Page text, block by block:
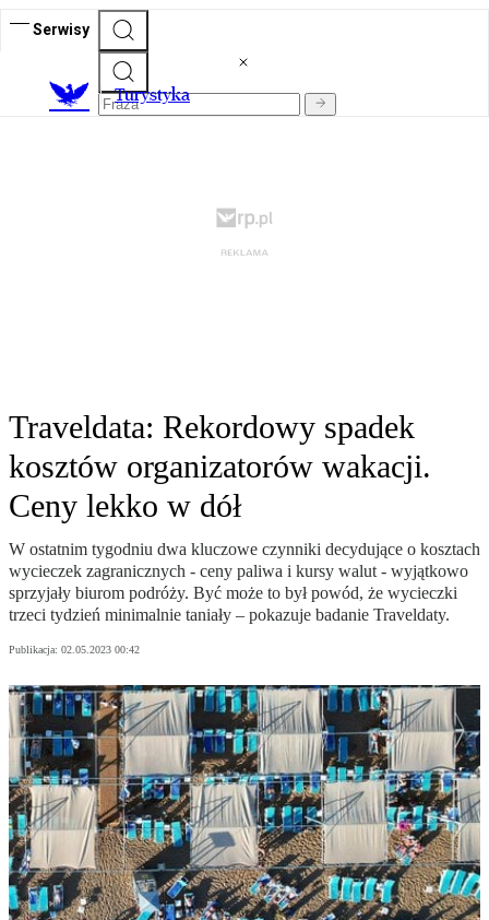
Serwisy
Turystyka
Traveldata: Rekordowy spadek
kosztów organizatorów wakacji.
Ceny lekko w dół
W ostatnim tygodniu dwa kluczowe czynniki decydujące o kosztach
wycieczek zagranicznych - ceny paliwa i kursy walut - wyjątkowo
sprzyjały biurom podróży. Być może to był powód, że wycieczki
trzeci tydzień minimalnie taniały – pokazuje badanie Traveldaty.
Publikacja: 02.05.2023 00:42